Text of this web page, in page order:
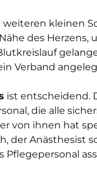
kleinen
des Herzens,
Verband
ist entscheidend.
die alle
von ihnen hat
der Anästhesist
Pflegepersonal